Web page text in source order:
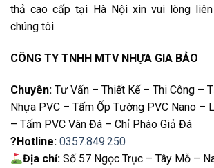
thả cao cấp tại Hà Nội xin vui lòng
chúng tôi.
CÔNG TY TNHH MTV NHỰA GIA BẢO
Chuyên: Tư Vấn – Thiết Kế – Thi Công –
Nhựa PVC – Tấm Ốp Tường PVC Nano –
– Tấm PVC Vân Đá – Chỉ Phào Giả Đá
?Hotline: 0357.849.250
Địa chỉ: Số 57 Ngọc Trục – Tây Mỗ –